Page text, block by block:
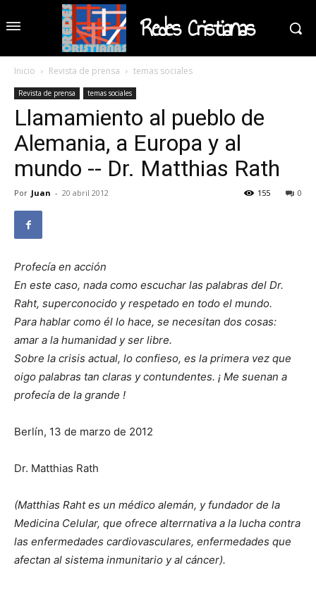
Redes Cristianas
Inicio Revista de prensa temas sociales
Revista de prensa temas sociales
Llamamiento al pueblo de
Alemania, a Europa y al
mundo -- Dr. Matthias Rath
Por Juan - 20 abril 2012 0
155
Profecía en acción
En este caso, nada como escuchar las palabras del Dr.
Raht, superconocido y respetado en todo el mundo.
Para hablar como él lo hace, se necesitan dos cosas:
amar a la humanidad y ser libre.
Sobre la crisis actual, lo confieso, es la primera vez que
oigo palabras tan claras y contundentes. ¡ Me suenan a
profecía de la grande !
Berlín, 13 de marzo de 2012
Dr. Matthias Rath
(Matthias Raht es un médico alemán, y fundador de la
Medicina Celular, que ofrece alterrnativa a la lucha contra
las enfermedades cardiovasculares, enfermedades que
afectan al sistema inmunitario y al cáncer).